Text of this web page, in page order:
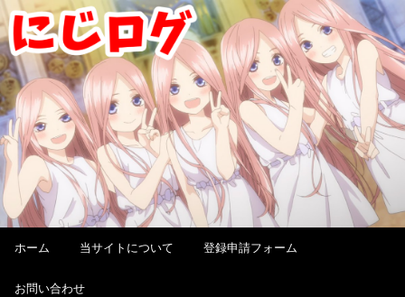
ホーム 当サイトについて 登録申請フォーム
お問い合わせ